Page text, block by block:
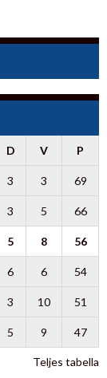
D V P
3 3 69
3 5 66
5 8 56
6 6 54
3 10 51
5 9 47
Teljes tabella